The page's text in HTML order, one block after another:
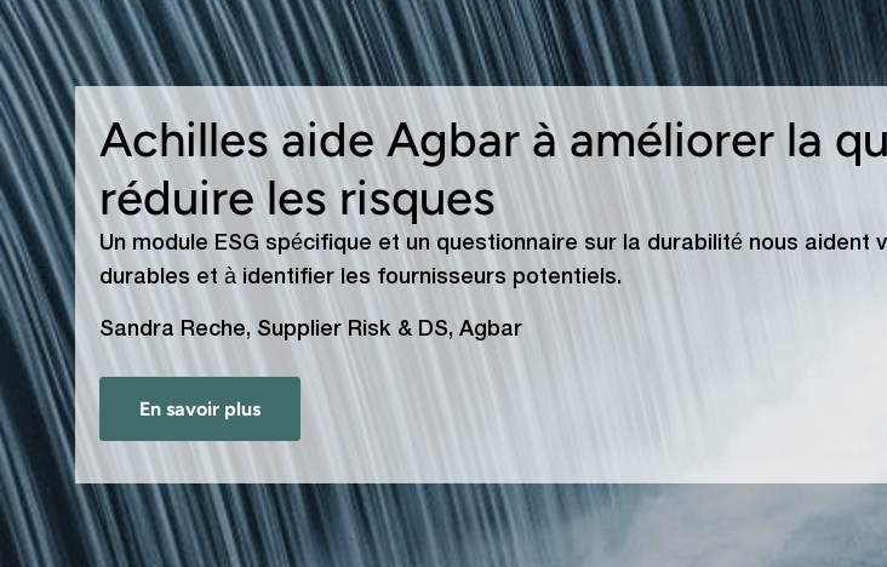
Achilles aide Agbar à améliorer la
réduire les risques
Un module ESG spécifique et un questionnaire sur la durabilité nous aident
durables et à identifier les fournisseurs potentiels.
Sandra Reche, Supplier Risk & DS, Agbar
En savoir plus